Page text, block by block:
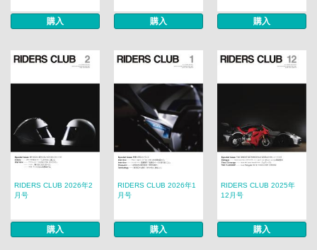
購入 購入 購入
RIDERS CLUB 2026年2
月号
購入
RIDERS CLUB 2026年1
月号
購入
RIDERS CLUB 2025年
12月号
購入